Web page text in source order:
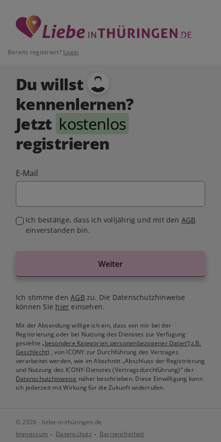
Bereits registriert? Login
Du willst
kennenlernen?
Jetzt kostenlos
registrieren
E-Mail
Ich bestätige, dass ich volljährig und mit den AGB
einverstanden bin.
Weiter
Ich stimme denAGB zu. Die Datenschutzhinweise
können Sie hier einsehen.
Mit der Absendung willige ich ein, dass von mir bei der
Registrierung oder bei Nutzung des Dienstes zur Verfügung
gestellte„besondere Kategorien personenbezogener Daten“(z.B.
Geschlecht) , von ICONY zur Durchführung des Vertrages
verarbeitet werden, wie im Abschnitt „Abschluss der Registrierung
und Nutzung des ICONY-Dienstes (Vertragsdurchführung)“ der
Datenschutzhinweise näher beschrieben. Diese Einwilligung kann
ich jederzeit mit Wirkung für die Zukunft widerrufen.
© 2026 - liebe-in-thüringen.de
Impressum
Datenschutz Barrierefreiheit